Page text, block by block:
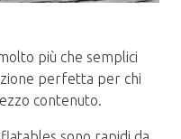
più che semplici
perfetta per chi
contenuto.